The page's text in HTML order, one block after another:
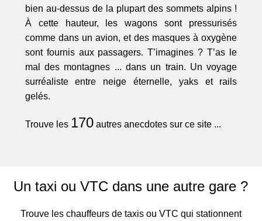
bien au-dessus de la plupart des sommets alpins !
À cette hauteur, les wagons sont pressurisés
comme dans un avion, et des masques à oxygène
sont fournis aux passagers. T’imagines ? T’as le
mal des montagnes ... dans un train. Un voyage
surréaliste entre neige éternelle, yaks et rails
gelés.
Trouve les 170autres anecdotes sur ce site ...
Un taxi ou VTC dans une autre gare ?
Trouve les chauffeurs de taxis ou VTC qui stationnent